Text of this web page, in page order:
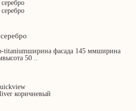
titaniumширина фасада 145 ммширина
50 ..